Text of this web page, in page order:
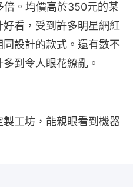
倍。均價高於350元的某
看，受到許多明星網紅
設計的款式。還有數不
到令人眼花繚亂。
工坊，能親眼看到機器